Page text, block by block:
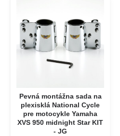
Pevná montážna sada na
plexisklá National Cycle
pre motocykle Yamaha
XVS 950 midnight Star KIT
- JG